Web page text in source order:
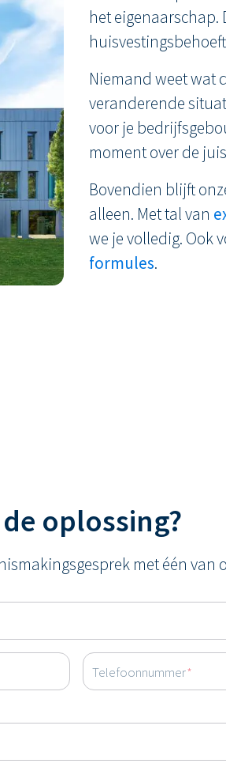
het eigenaarschap.
Niemand weet wat
veranderende
voor je
moment over de
Bovendien blijft
alleen. Met tal van
we je volledig. Ook
formules.
oplossing?
met één van
Telefoonnummer*